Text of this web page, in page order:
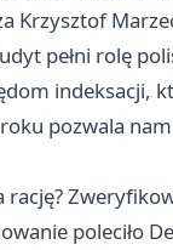
Krzysztof
pełni rolę
indeksacji,
pozwala
rację?
poleciło